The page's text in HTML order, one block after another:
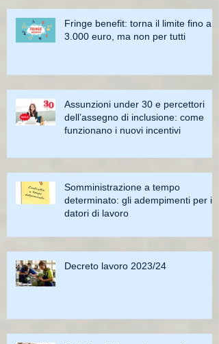
Fringe benefit: torna il limite fino a
3.000 euro, ma non per tutti
Assunzioni under 30 e percettori
dell’assegno di inclusione: come
funzionano i nuovi incentivi
Somministrazione a tempo
determinato: gli adempimenti per i
datori di lavoro
Decreto lavoro 2023/24